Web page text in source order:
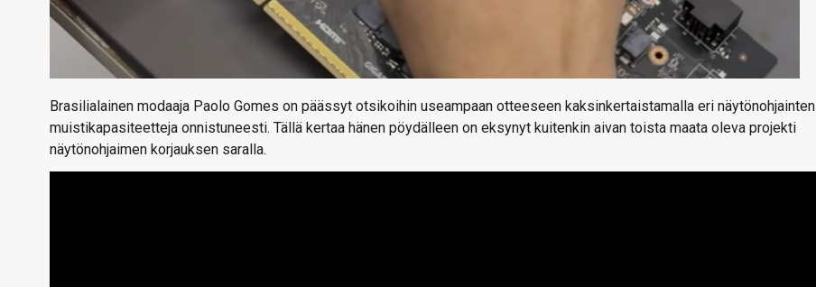
Brasilialainen modaaja Paolo Gomes on päässyt otsikoihin useampaan otteeseen kaksinkertaistamalla eri näytönohjainten
muistikapasiteetteja onnistuneesti. Tällä kertaa hänen pöydälleen on eksynyt kuitenkin aivan toista maata oleva projekti
näytönohjaimen korjauksen saralla.